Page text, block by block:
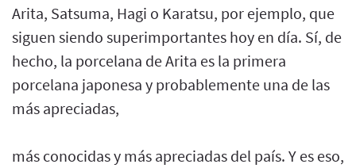
Arita, Satsuma, Hagi o Karatsu, por ejemplo, que
siguen siendo superimportantes hoy en día. Sí, de
hecho, la porcelana de Arita es la primera
porcelana japonesa y probablemente una de las
más apreciadas,
más conocidas y más apreciadas del país. Y es eso,